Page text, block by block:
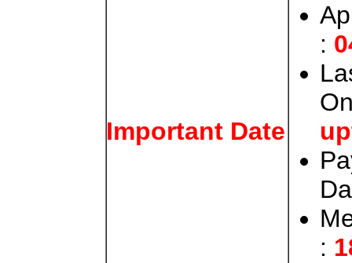
Important Date
:
: